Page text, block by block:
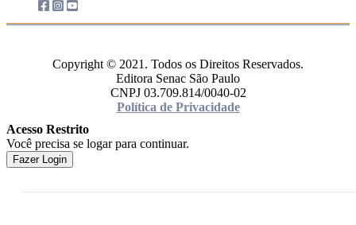
Copyright © 2021. Todos os Direitos Reservados.
Editora Senac São Paulo
CNPJ 03.709.814/0040-02
Política de Privacidade
Acesso Restrito
Você precisa se logar para continuar.
Fazer Login